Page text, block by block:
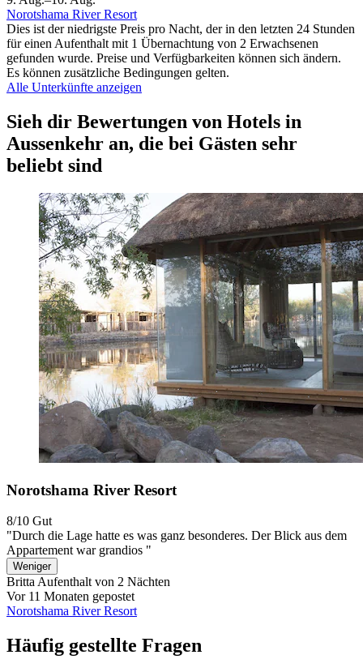
Norotshama River Resort
Dies ist der niedrigste Preis pro Nacht, der in den letzten 24 Stunden
für einen Aufenthalt mit 1 Übernachtung von 2 Erwachsenen
gefunden wurde. Preise und Verfügbarkeiten können sich ändern.
Es können zusätzliche Bedingungen gelten.
Alle Unterkünfte anzeigen
Sieh dir Bewertungen von Hotels in
Aussenkehr an, die bei Gästen sehr
beliebt sind
Norotshama River Resort
8/10 Gut
"Durch die Lage hatte es was ganz besonderes. Der Blick aus dem
Appartement war grandios "
Weniger
BrittaAufenthalt von 2 Nächten
Vor 11 Monaten gepostet
Norotshama River Resort
Häufig gestellte Fragen